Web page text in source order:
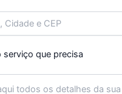
serviço que precisa